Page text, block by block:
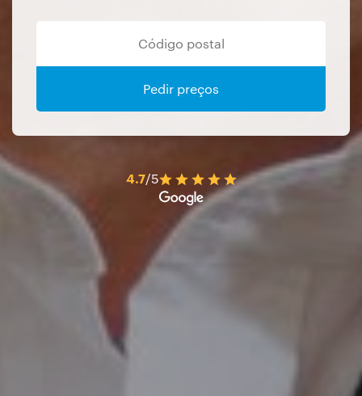
Pedir preços
4.7/5